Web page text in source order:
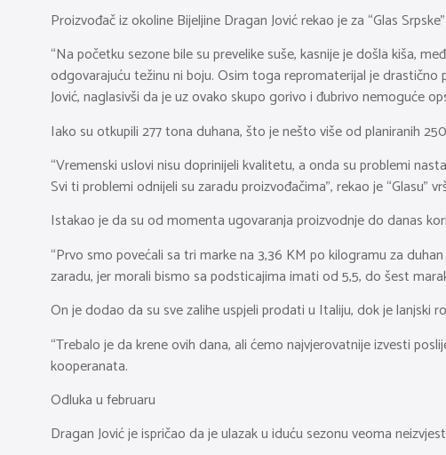
Proizvođač iz okoline Bijeljine Dragan Jović rekao je za “Glas
“Na početku sezone bile su prevelike suše, kasnije je došla kiša,
odgovarajuću težinu ni boju. Osim toga repromaterijal je
Jović, naglasivši da je uz ovako skupo gorivo i đubrivo nemoguće
Iako su otkupili 277 tona duhana, što je nešto više od planiranih
“Vremenski uslovi nisu doprinijeli kvalitetu, a onda su problemi
Svi ti problemi odnijeli su zaradu proizvođačima”, rekao je “Glasu”
Istakao je da su od momenta ugovaranja proizvodnje do danas
“Prvo smo povećali sa tri marke na 3,36 KM po kilogramu za
zaradu, jer morali bismo sa podsticajima imati od 5,5, do šest
On je dodao da su sve zalihe uspjeli prodati u Italiju, dok je
“Trebalo je da krene ovih dana, ali ćemo najvjerovatnije izvesti
kooperanata.
Odluka u februaru
Dragan Jović je ispričao da je ulazak u iduću sezonu veoma